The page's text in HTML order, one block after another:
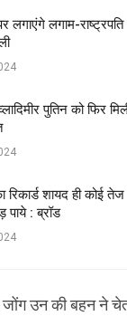
लगाएंगे लगाम-राष्ट्रपति
पुतिन को फिर
शायद ही कोई तेज
पाये : ब्रॉड
जोंग उन की बहन ने